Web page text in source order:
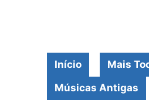
Conteúdo
Início Mais
Músicas Antigas